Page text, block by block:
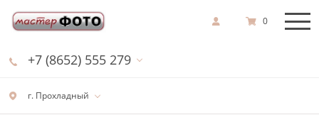
г. Прохладный
+7 (8652) 555 279
0